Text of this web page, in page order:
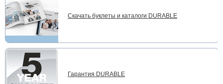
Скачать буклеты и каталоги DURABLE
Гарантия DURABLE